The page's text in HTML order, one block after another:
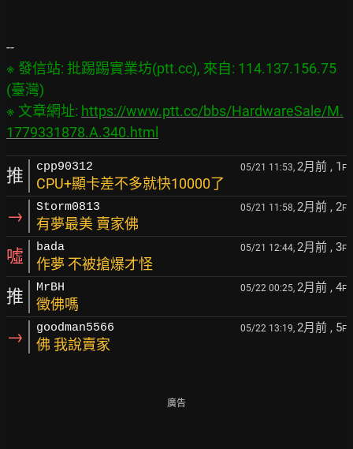
※ 發信站: 批踢踢實業坊(ptt.cc), 來自: 114.137.156.75
(臺灣)
※ 文章網址: https://www.ptt.cc/bbs/HardwareSale/M.
1779331878.A.340.html
推 cpp90312 05/21 11:53, 2月前 , 1 F
CPU+顯卡差不多就快10000了
→ Storm0813 05/21 11:58, 2月前 , 2F
有夢最美 賣家佛
噓 bada 05/21 12:44, 2月前 , 3F
作夢 不被搶爆才怪
推 MrBH 05/22 00:25, 2月前 , 4F
徵佛嗎
→ goodman5566 05/22 13:19, 2月前 , 5F
佛 我說賣家
廣告